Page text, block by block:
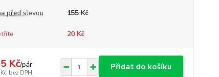
před slevou 155 Kč
20 Kč
Kč/pár
bez DPH
Přidat do košíku